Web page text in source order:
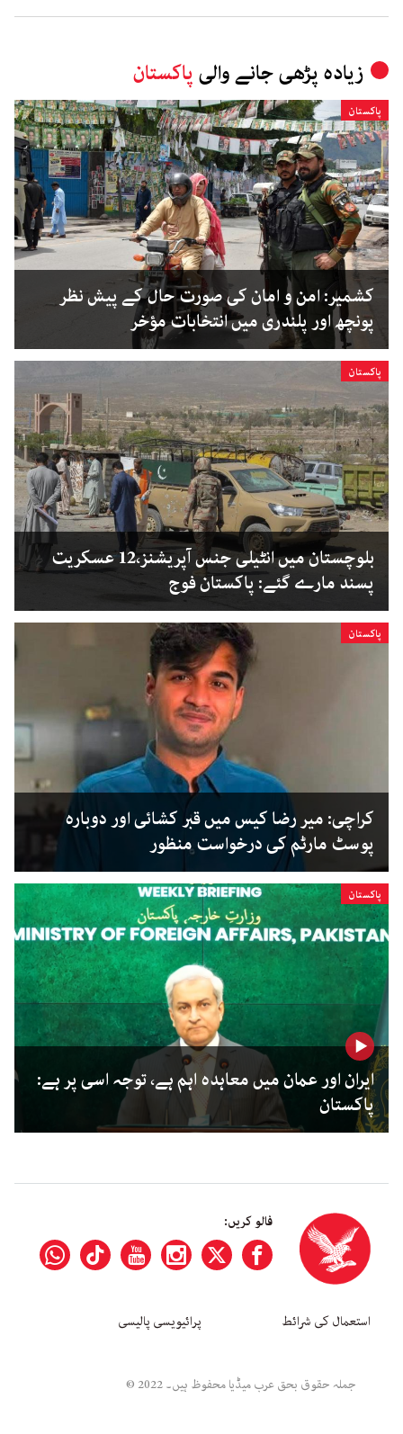
زیادہ پڑھی جانے والی پاکستان
پاکستان
کشمیر: امن و امان کی صورت حال کے پیش نظر
پونچھ اور پلندری میں انتخابات مؤخر
پاکستان
بلوچستان میں انٹیلی جنس آپریشنز،12 عسکریت
پسند مارے گئے: پاکستان فوج
پاکستان
کراچی: میر رضا کیس میں قبر کشائی اور دوبارہ
پوسٹ مارٹم کی درخواست منظور
پاکستان
ایران اور عمان میں معاہدہ اہم ہے، توجہ اسی پر ہے:
پاکستان
فالو کریں:
استعمال کی شرائط پرائیویسی پالیسی
جملہ حقوق بحق عرب میڈیا محفوظ ہیں۔ 2022 ©